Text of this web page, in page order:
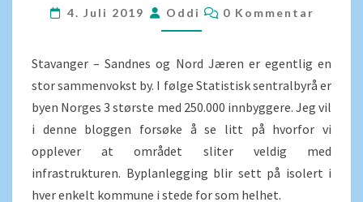
4. Juli 2019 Oddi KOMMENTARER
0 Kommentar
Stavanger – Sandnes og Nord Jæren er egentlig en
stor sammenvokst by. I følge Statistisk sentralbyrå er
byen Norges 3 største med 250.000 innbyggere. Jeg vil
i denne bloggen forsøke å se litt på hvorfor vi
opplever at området sliter veldig med
infrastrukturen. Byplanlegging blir sett på isolert i
hver enkelt kommune i stede for som helhet.